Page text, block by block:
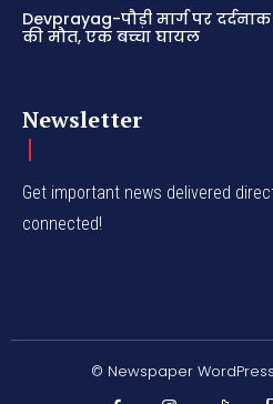
Devprayag-पौड़ी मार्ग पर
की मौत, एक बच्चा घायल
Newsletter
Get important news delivered
connected!
© Newspaper